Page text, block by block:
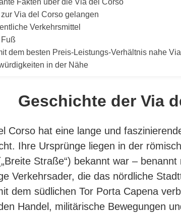
Via del Corso gelangen
Verkehrsmittel
dem besten Preis‑Leistungs‑Verhältnis nahe
in der Nähe
Geschichte der Via
Corso hat eine lange und
Ihre Ursprünge liegen in der
Straße“) bekannt war –
Verkehrsader, die das nördliche
dem südlichen Tor Porta Capena
Handel, militärische Bewegungen